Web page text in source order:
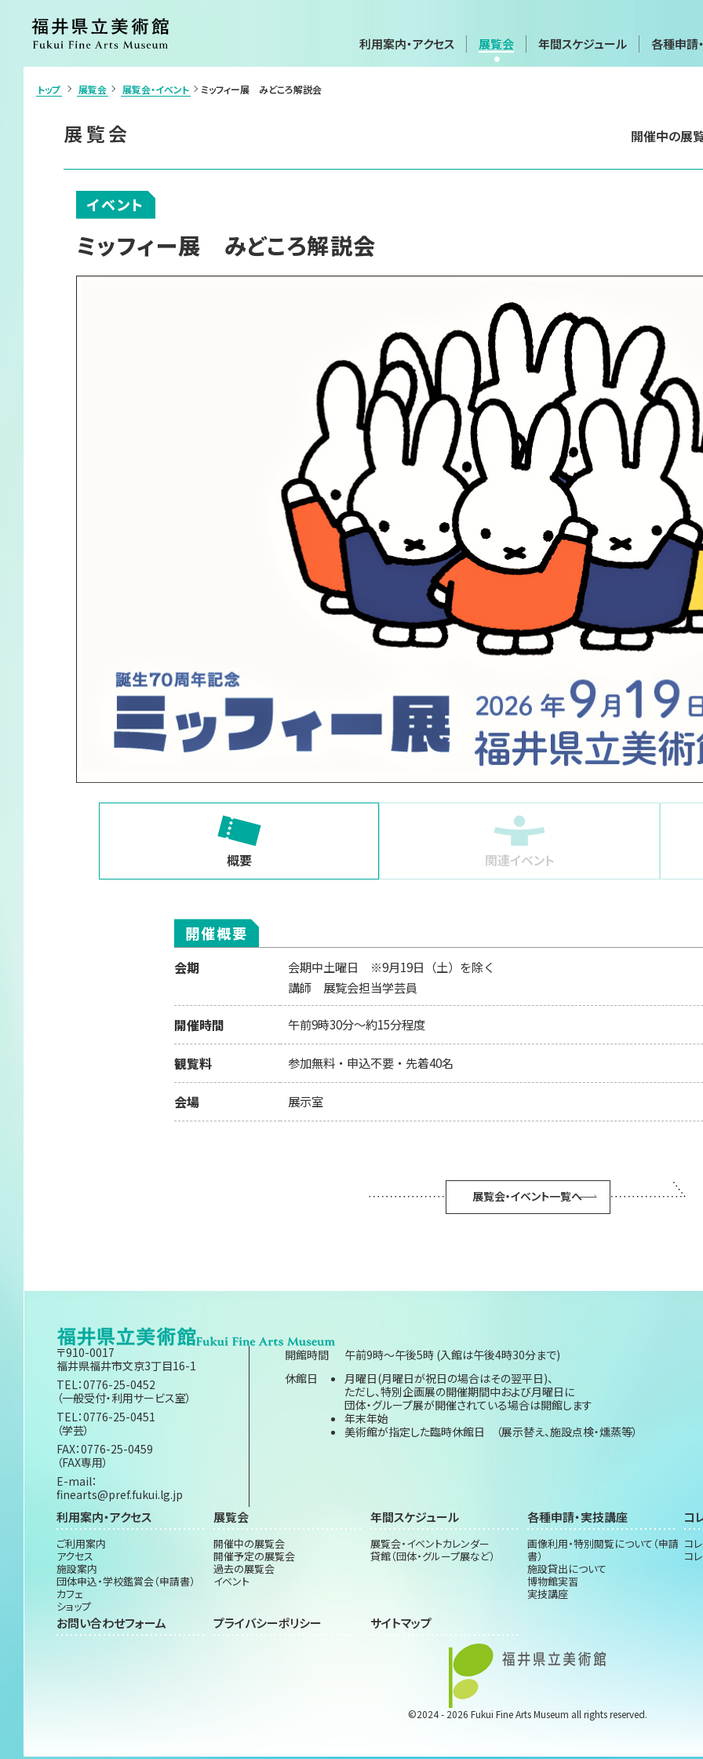
利用案内・アクセス 展覧会 年間スケジュール 各種申請
ご利用案内
団体申込・学校鑑賞会（申請書）
カフェ
画像利用
コレクション 美術館について
トップ 展覧会 展覧会・イベント ミッフィー展 みどころ解説会
展覧会 開催中の展
イベント
ミッフィー展 みどころ解説会
概要 関連イベント
開催概要
会期
会期中土曜日 ※9月19日（土）を除く
講師 展覧会担当学芸員
開催時間 午前9時30分～約15分程度
観覧料 参加無料・申込不要・先着40名
会場 展示室
展覧会・イベント一覧へ
〒910-0017
福井県福井市文京3丁目16-1
TEL：0776-25-0452
（一般受付・利用サービス室）
TEL：0776-25-0451
（学芸）
FAX：0776-25-0459
（FAX専用）
E-mail：
finearts@pref.fukui.lg.jp
開館時間
午前9時～午後5時 (入館は午後4時30分まで)
休館日
月曜日(月曜日が祝日の場合はその翌平日)、
ただし、特別企画展の開催期間中および月曜日に
団体・グループ展が開催されている場合は開館します
年末年始
美術館が指定した臨時休館日 （展示替え、施設点検・燻蒸等）
利用案内・アクセス
ご利用案内
アクセス
施設案内
団体申込・学校鑑賞会（申請書）
カフェ
ショップ
展覧会
開催中の展覧会
開催予定の展覧会
過去の展覧会
イベント
年間スケジュール
展覧会・イベントカレンダー
貸館（団体・グループ展など）
各種申請・実技講座
画像利用・特別閲覧について（申請
書）
施設貸出について
博物館実習
実技講座
コ
コ
コ
お問い合わせフォーム プライバシーポリシー サイトマップ
©2024 - 2026 Fukui Fine Arts Museum all rights reserved.